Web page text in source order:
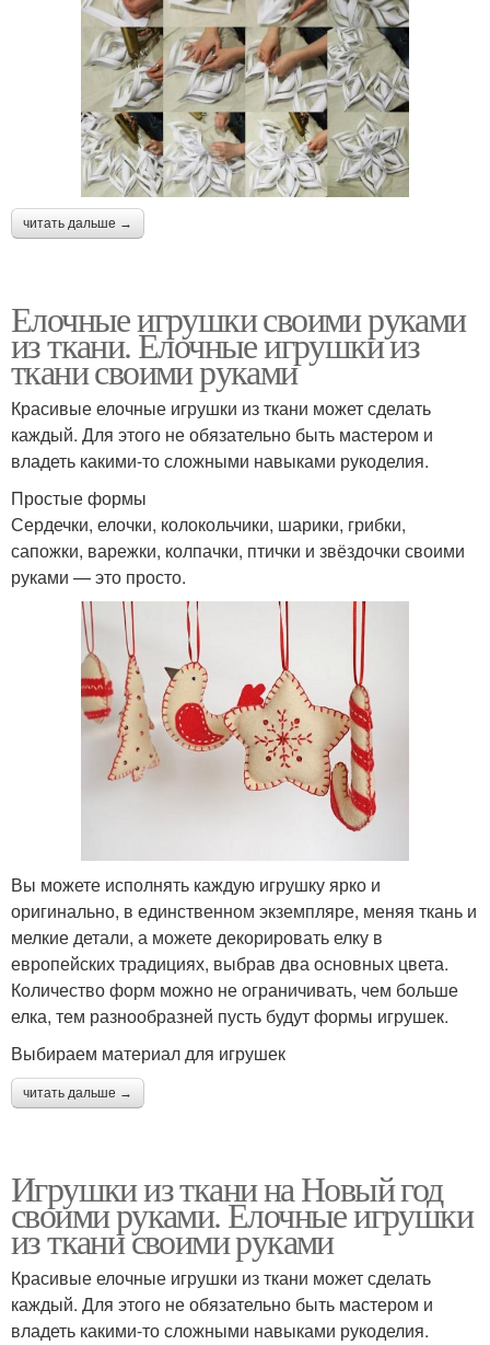
читать дальше →
Елочные игрушки своими руками
из ткани. Елочные игрушки из
ткани своими руками
Красивые елочные игрушки из ткани может сделать
каждый. Для этого не обязательно быть мастером и
владеть какими-то сложными навыками рукоделия.
Простые формы
Сердечки, елочки, колокольчики, шарики, грибки,
сапожки, варежки, колпачки, птички и звёздочки своими
руками — это просто.
Вы можете исполнять каждую игрушку ярко и
оригинально, в единственном экземпляре, меняя ткань и
мелкие детали, а можете декорировать елку в
европейских традициях, выбрав два основных цвета.
Количество форм можно не ограничивать, чем больше
елка, тем разнообразней пусть будут формы игрушек.
Выбираем материал для игрушек
читать дальше →
Игрушки из ткани на Новый год
своими руками. Елочные игрушки
из ткани своими руками
Красивые елочные игрушки из ткани может сделать
каждый. Для этого не обязательно быть мастером и
владеть какими-то сложными навыками рукоделия.